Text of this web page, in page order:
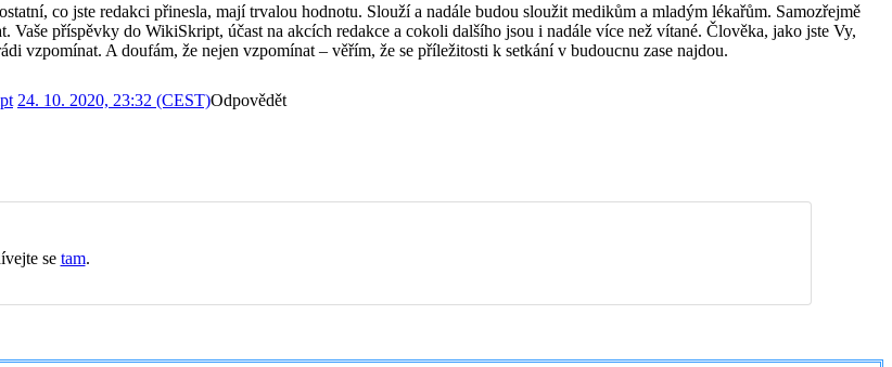
co jste redakci přinesla, mají trvalou hodnotu. Slouží a nadále budou sloužit medikům a mladým lékařům. Samozřejmě
Vaše příspěvky do WikiSkript, účast na akcích redakce a cokoli dalšího jsou i nadále více než vítané. Člověka, jako jste Vy,
vzpomínat. A doufám, že nejen vzpomínat – věřím, že se příležitosti k setkání v budoucnu zase najdou.
24. 10. 2020, 23:32 (CEST)Odpovědět
se tam.